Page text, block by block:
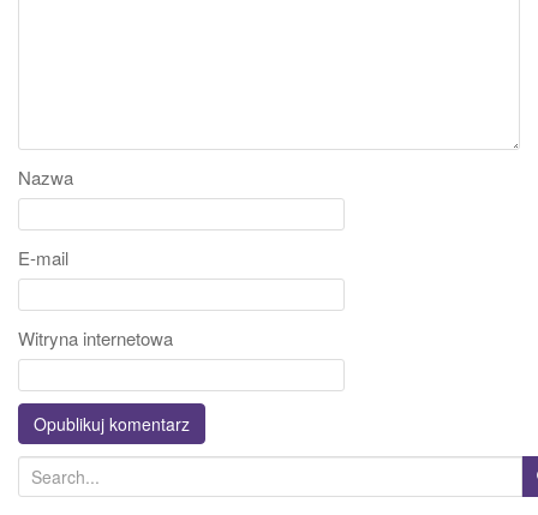
Nazwa
E-mail
Witryna internetowa
e